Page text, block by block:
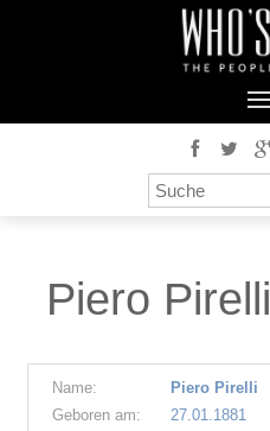
Piero Pirelli
Name:
Piero Pirelli
Geboren am:
27.01.1881